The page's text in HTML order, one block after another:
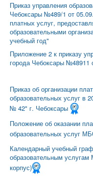
Приказ управления
Чебоксары №489/1 от
платных услуг,
образовательными
учебный год"
Приложение 2 к приказу
города Чебоксары №48911
Приказ об организации
образовательных услуг
№ 42" г. Чебоксары
Положение об оказании
образовательных услуг
Календарный учебный
образовательным
корпус)